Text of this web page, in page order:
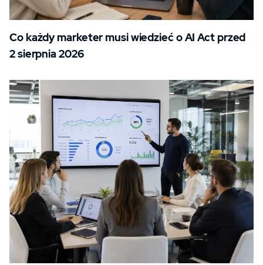
Co każdy marketer musi wiedzieć o AI Act przed
2 sierpnia 2026